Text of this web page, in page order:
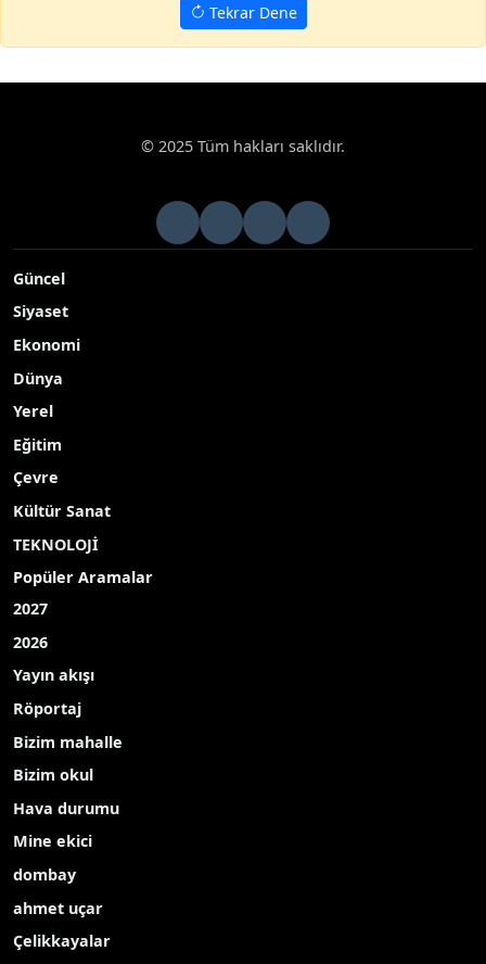
Tekrar Dene
© 2025 Tüm hakları saklıdır.
Güncel
Siyaset
Ekonomi
Dünya
Yerel
Eğitim
Çevre
Kültür Sanat
TEKNOLOJİ
Popüler Aramalar
2027
2026
Yayın akışı
Röportaj
Bizim mahalle
Bizim okul
Hava durumu
Mine ekici
dombay
ahmet uçar
Çelikkayalar